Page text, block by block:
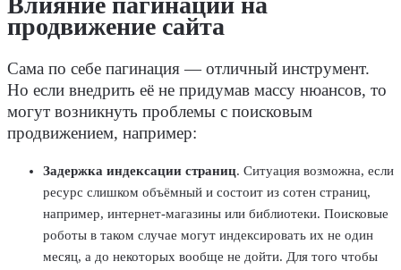
продвижение сайта
Сама по себе пагинация — отличный инструмент.
Но если внедрить её не придумав массу нюансов, то
могут возникнуть проблемы с поисковым
продвижением, например:
Задержка индексации страниц. Ситуация возможна, если
ресурс слишком объёмный и состоит из сотен страниц,
например, интернет-магазины или библиотеки. Поисковые
роботы в таком случае могут индексировать их не один
месяц, а до некоторых вообще не дойти. Для того чтобы